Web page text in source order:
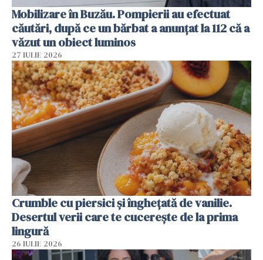
Mobilizare în Buzău. Pompierii au efectuat
căutări, după ce un bărbat a anunțat la 112 că a
văzut un obiect luminos
27 IULIE 2026
Crumble cu piersici și înghețată de vanilie.
Desertul verii care te cucerește de la prima
lingură
26 IULIE 2026